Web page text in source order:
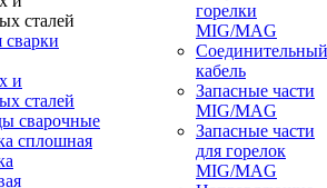
и
сталей
сварочные
сплошная
горелки
MIG/MAG
Соединительный
кабель
Запасные части
MIG/MAG
Запасные части
для горелок
MIG/MAG